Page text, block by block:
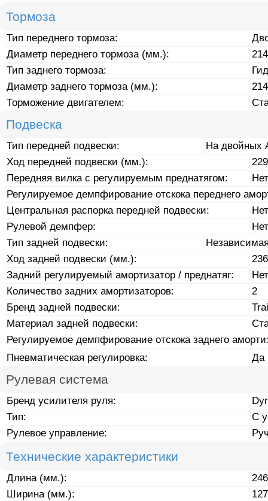
Тормоза
Тип переднего тормоза:
Диаметр переднего тормоза (мм.):
214
Тип заднего тормоза:
Диаметр заднего тормоза (мм.):
214
Торможение двигателем:
Подвеска
Тип передней подвески:
На двойных
Ход передней подвески (мм.):
229
Передняя вилка с регулируемым преднатягом:
Нет
Регулируемое демпфирование отскока переднего
Центральная распорка передней подвески:
Нет
Рулевой демпфер:
Нет
Тип задней подвески:
Ход задней подвески (мм.):
236
Задний регулируемый амортизатор / преднатяг:
Нет
Количество задних амортизаторов:
2
Бренд задней подвески:
Материал задней подвески:
Регулируемое демпфирование отскока заднего
Пневматическая регулировка:
Да
Рулевая система
Бренд усилителя руля:
Тип:
С
Рулевое управление:
Технические характеристики
Длина (мм.):
Ширина (мм.):